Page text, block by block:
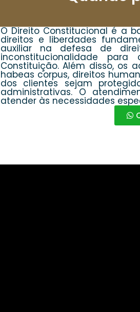
O Direito Constitucional é a
direitos e liberdades
auxiliar na defesa de
inconstitucionalidade
Constituição. Além disso, os
habeas corpus, direitos
dos clientes sejam
administrativas. O
atender às necessidades